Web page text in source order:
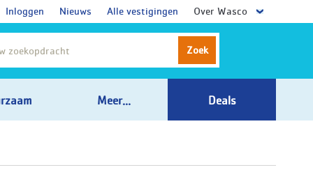
Inloggen Nieuws Alle vestigingen Over Wasco
Zoek
Meer... Deals